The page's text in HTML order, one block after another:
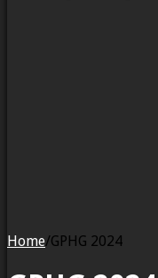
Home/GPHG 2024